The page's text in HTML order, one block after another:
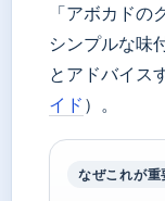
「アボカドの
シンプルな味
とアドバイス
イド ）。
なぜこれが重